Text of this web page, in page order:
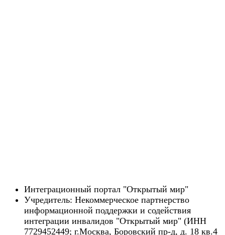
Интеграционный портал "Открытый мир"
Учредитель: Некоммерческое партнерство
информационной поддержки и содействия
интеграции инвалидов "Открытый мир" (ИНН
7729452449; г.Москва, Боровский пр-д, д. 18 кв.4